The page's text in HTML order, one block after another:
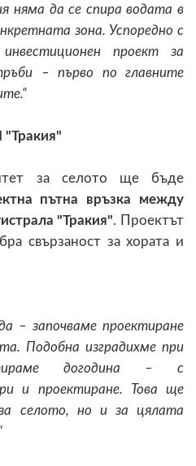
няма да се спира водата в
зона. Успоредно с
проект за
– първо по главните
"Тракия"
за селото ще бъде
пътна връзка между
"Тракия". Проектът
свързаност за хората и
– започваме проектиране
Подобна изградихме при
догодина – с
и проектиране. Това ще
селото, но и за цялата